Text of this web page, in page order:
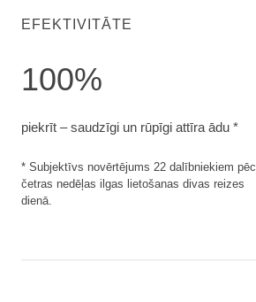
EFEKTIVITĀTE
100%
piekrīt – saudzīgi un rūpīgi attīra ādu *
* Subjektīvs novērtējums 22 dalībniekiem pēc
četras nedēļas ilgas lietošanas divas reizes
dienā.